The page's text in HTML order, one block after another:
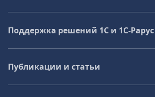
Поддержка решений 1С и 1С‑Рарус
Публикации и статьи